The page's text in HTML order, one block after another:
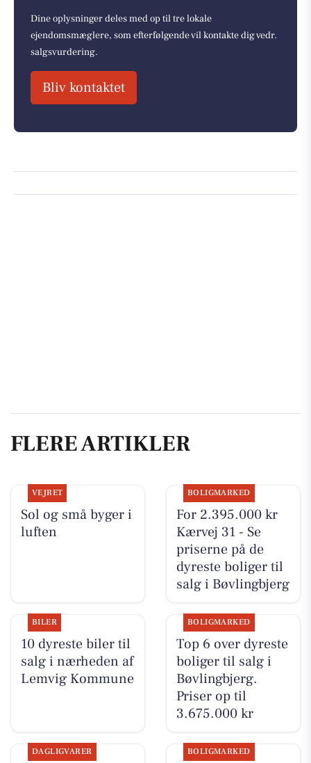
Dine oplysninger deles med op til tre lokale
ejendomsmæglere, som efterfølgende vil kontakte dig vedr.
salgsvurdering.
Bliv kontaktet
FLERE ARTIKLER
VEJRET
Sol og små byger i
luften
BOLIGMARKED
For 2.395.000 kr
Kærvej 31 - Se
priserne på de
dyreste boliger til
salg i Bøvlingbjerg
BILER
10 dyreste biler til
salg i nærheden af
Lemvig Kommune
BOLIGMARKED
Top 6 over dyreste
boliger til salg i
Bøvlingbjerg.
Priser op til
3.675.000 kr
DAGLIGVARER BOLIGMARKED